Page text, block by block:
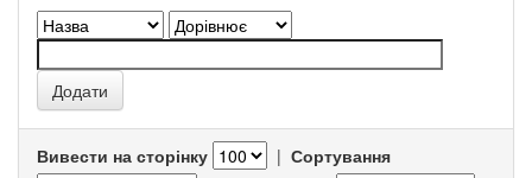
Вивести на сторінку | Сортування